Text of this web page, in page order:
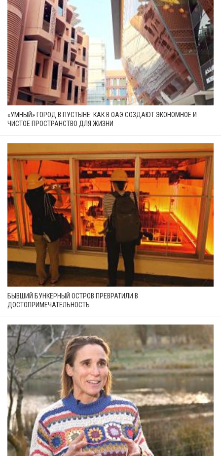
«УМНЫЙ» ГОРОД В ПУСТЫНЕ: КАК В ОАЭ СОЗДАЮТ ЭКОНОМНОЕ И
ЧИСТОЕ ПРОСТРАНСТВО ДЛЯ ЖИЗНИ
БЫВШИЙ БУНКЕРНЫЙ ОСТРОВ ПРЕВРАТИЛИ В
ДОСТОПРИМЕЧАТЕЛЬНОСТЬ